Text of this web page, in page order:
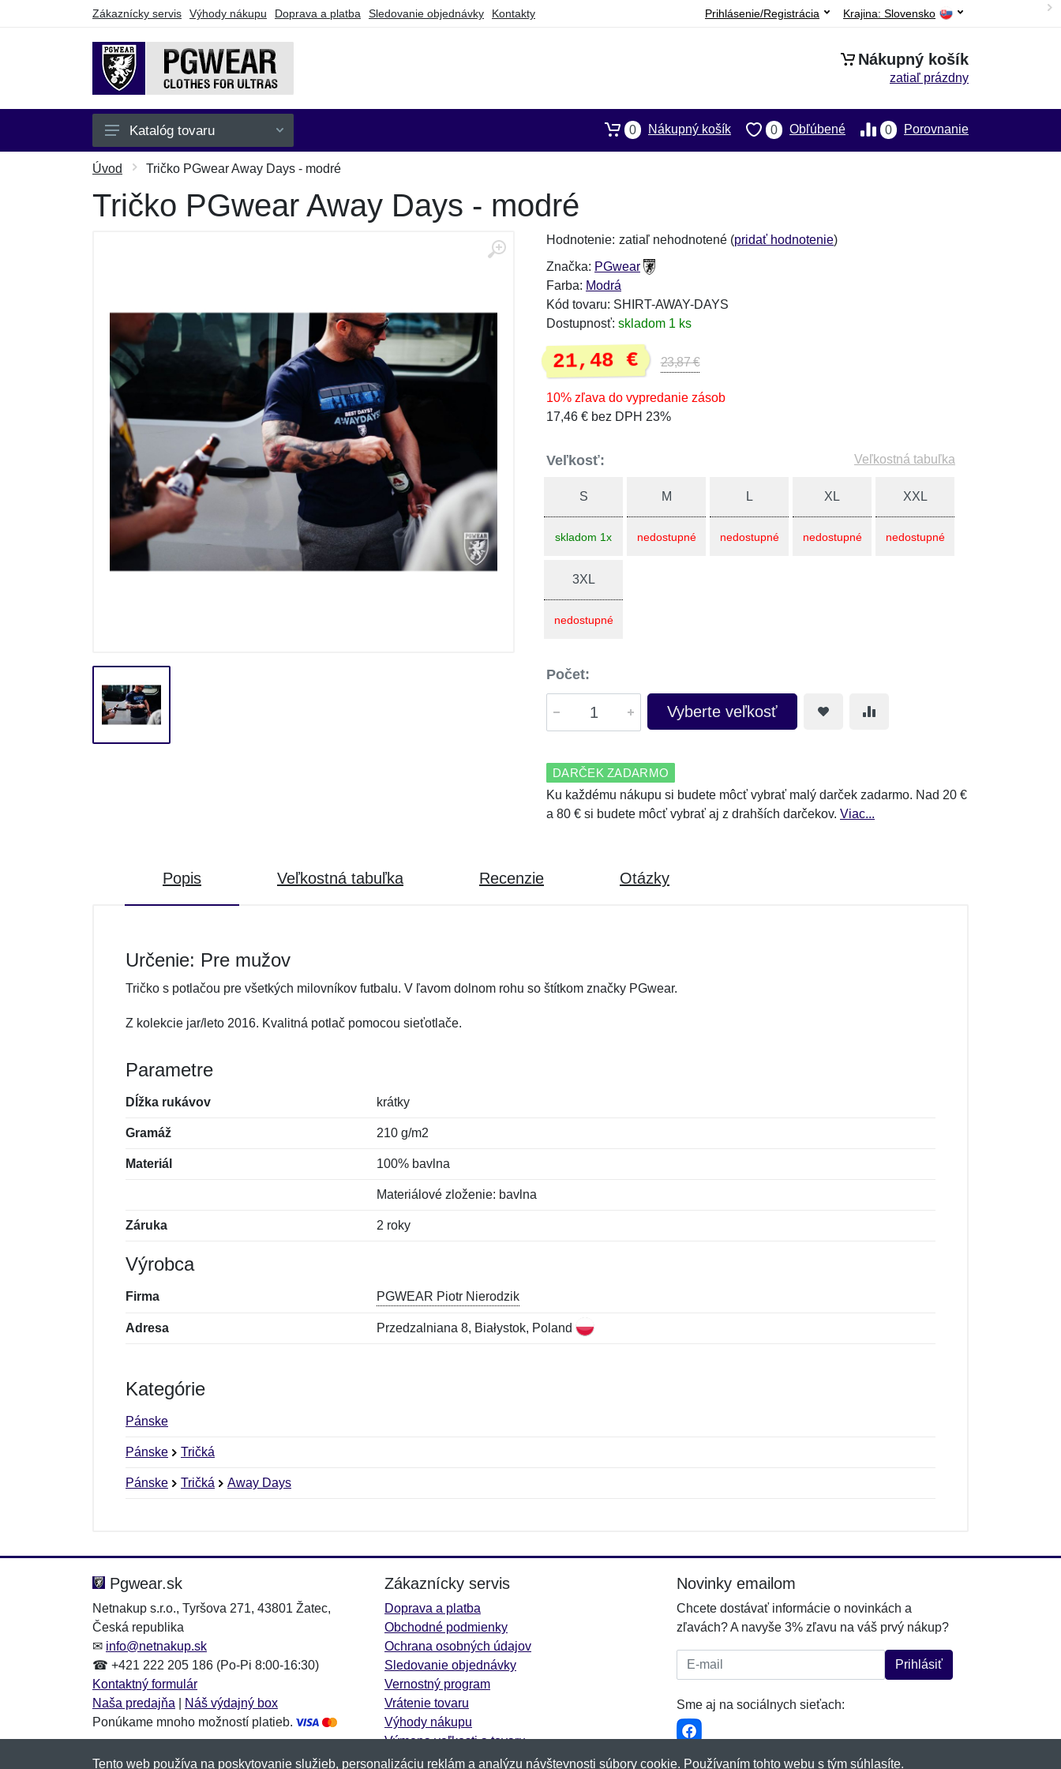
Zákaznícky servis Výhody nákupu Doprava a platba Sledovanie objednávky Kontakty Krajina: Slovensko
Prihlásenie/Registrácia
Nákupný košík
zatiaľ prázdny
Pánske
Dámske
Výpredaj
Katalóg tovaru 0 Porovnanie
0 Obľúbené
0 Nákupný košík
Úvod Tričko PGwear Away Days - modré
Tričko PGwear Away Days - modré
Hodnotenie: zatiaľ nehodnotené (pridať hodnotenie)
Značka: PGwear
Farba: Modrá
Kód tovaru: SHIRT-AWAY-DAYS
Dostupnosť: skladom 1 ks
21,48 € 23,87 €
10% zľava do vypredanie zásob
17,46 € bez DPH 23%
Veľkosť: Veľkostná tabuľka
S
skladom 1x
M
nedostupné
L
nedostupné
XL
nedostupné
XXL
nedostupné
3XL
nedostupné
Počet:
Vyberte veľkosť
DARČEK ZADARMO
Ku každému nákupu si budete môcť vybrať malý darček zadarmo. Nad 20 €
a 80 € si budete môcť vybrať aj z drahších darčekov. Viac...
Popis Veľkostná tabuľka Recenzie Otázky
Určenie: Pre mužov
Tričko s potlačou pre všetkých milovníkov futbalu. V ľavom dolnom rohu so štítkom značky PGwear.
Z kolekcie jar/leto 2016. Kvalitná potlač pomocou sieťotlače.
Parametre
Dĺžka rukávov krátky
Gramáž 210 g/m2
Materiál 100% bavlna
Materiálové zloženie: bavlna
Záruka 2 roky
Výrobca
Firma PGWEAR Piotr Nierodzik
Adresa Przedzalniana 8, Białystok, Poland
Kategórie
Pánske
Pánske Tričká
Pánske Tričká Away Days
Správa*
Správa*
Pgwear.sk
Netnakup s.r.o., Tyršova 271, 43801 Žatec,
Česká republika
✉ info@netnakup.sk
☎ +421 222 205 186 (Po-Pi 8:00-16:30)
Kontaktný formulár
Naša predajňa
Náš výdajný box
Ponúkame mnoho možností platieb.
Zákaznícky servis
Doprava a platba
Obchodné podmienky
Ochrana osobných údajov
Sledovanie objednávky
Vernostný program
Vrátenie tovaru
Výhody nákupu
Výmena veľkosti a tovaru
Viac informácií...
Novinky emailom
Chcete dostávať informácie o novinkách a
zľavách? A navyše 3% zľavu na váš prvý nákup?
E-mail: Prihlásiť
Sme aj na sociálnych sieťach:
Tento web používa na poskytovanie služieb, personalizáciu reklám a analýzu návštevnosti súbory cookie. Používaním tohto webu s tým súhlasíte.